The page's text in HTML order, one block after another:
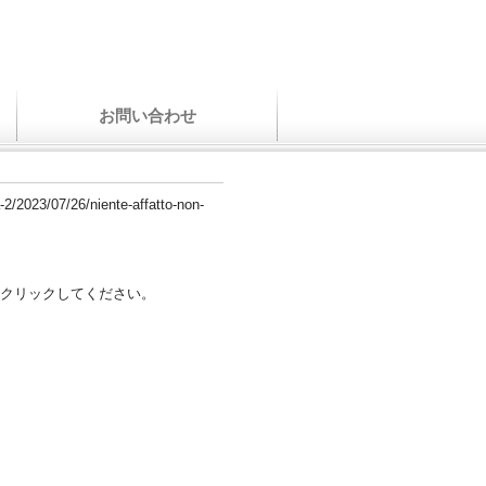
お問い合わせ
2023/07/26/niente-affatto-non-
リックしてください。